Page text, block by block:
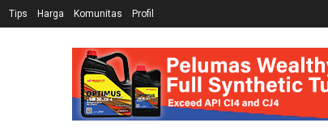
Tips Harga Komunitas Profil